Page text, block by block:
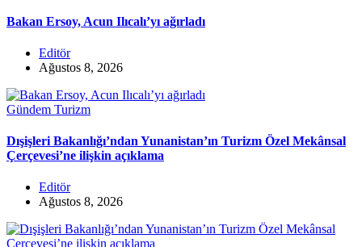
Bakan Ersoy, Acun Ilıcalı’yı ağırladı
Editör
Ağustos 8, 2026
Gündem Turizm
Dışişleri Bakanlığı’ndan Yunanistan’ın Turizm Özel Mekânsal
Çerçevesi’ne ilişkin açıklama
Editör
Ağustos 8, 2026